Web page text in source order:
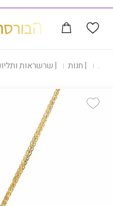
|חנות |שרשראות
Add Wishlist